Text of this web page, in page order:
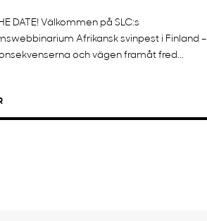
DATE! Välkommen på SLC:s
Afrikansk svinpest i Finland –
och vägen framåt fred...